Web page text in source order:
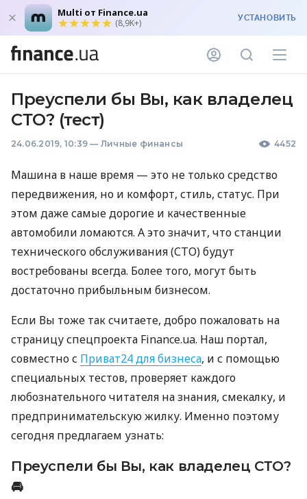
Multi от Finance.ua
(8,9K+) УСТАНОВИТЬ
Преуспели бы Вы, как владелец
СТО? (тест)
24.06.2019, 10:39 — Личные финансы 4452
Машина в наше время — это не только средство
передвижения, но и комфорт, стиль, статус. При
этом даже самые дорогие и качественные
автомобили ломаются. А это значит, что станции
технического обслуживания (СТО) будут
востребованы всегда. Более того, могут быть
достаточно прибыльным бизнесом.
Если Вы тоже так считаете, добро пожаловать на
страницу спецпроекта Finance.ua. Наш портал,
совместно с Приват24 для бизнеса, и с помощью
специальных тестов, проверяет каждого
любознательного читателя на знания, смекалку, и
предпринимательскую жилку. Именно поэтому
сегодня предлагаем узнать:
Преуспели бы Вы, как владелец СТО?
🚘